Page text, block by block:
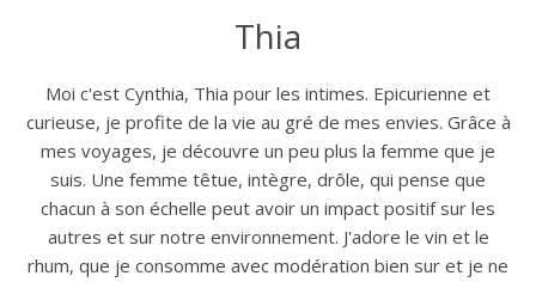
Thia
Moi c'est Cynthia, Thia pour les intimes. Epicurienne et
curieuse, je profite de la vie au gré de mes envies. Grâce à
mes voyages, je découvre un peu plus la femme que je
suis. Une femme têtue, intègre, drôle, qui pense que
chacun à son échelle peut avoir un impact positif sur les
autres et sur notre environnement. J'adore le vin et le
rhum, que je consomme avec modération bien sur et je ne